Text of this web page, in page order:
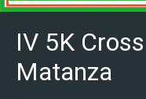
IV 5K
Matanza